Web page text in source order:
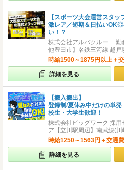
【スポーツ大会運営スタッ
激レア／短期＆日払い
い！？
株式会社アルバクルー 勤
他豊田市】名鉄三河線 越戸
時給1500～1875円以上＋
詳細を見る
【搬入搬出】
登録制/夏休み中だけの単
校生・大学生歓迎！
株式会社ビッグワーク 採
ア【立川駅周辺】南武線(
時給1250～1563円＋交通費
詳細を見る